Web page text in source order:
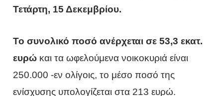
Τετάρτη, 15 Δεκεμβρίου.
Το συνολικό ποσό ανέρχεται σε 53,3 εκατ.
ευρώ και τα ωφελούμενα νοικοκυριά είναι
250.000 -εν ολίγοις, το μέσο ποσό της
ενίσχυσης υπολογίζεται στα 213 ευρώ.